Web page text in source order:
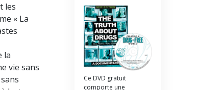
les
« La
la
vie sans
Ce DVD gratuit
comporte une